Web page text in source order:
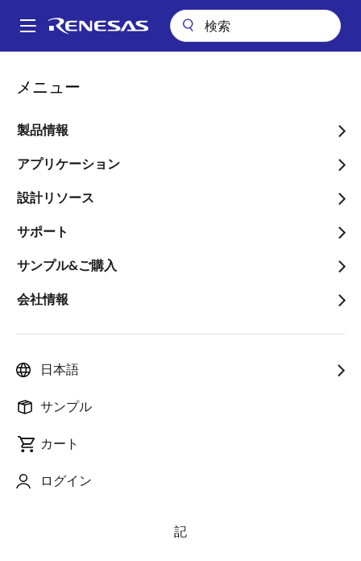
ン
Main
メニュー
製品情報
アプリケーション
設計リソース
サポート
サンプル&ご購入
会社情報
日本語
サンプル
カート
ログイン
パ
ン
く
ず
リストリクテッド・ストック・ユニット（RSU）に基づく自己株式の
リストリクテッド・ストッ
ク・ユニット（RSU）に基
づく自己株式の処分に関す
るお知らせ
2024年10月11日
長兼CEO：柴田 英利、以下「当社」といいます。）
は、本日付で取締役会から委任を受けた代表執行役に
おいて、以下のとおり、事後交付型株式報酬制度に従
い付与したリストリクテッド・ストック・ユニット
（以下「RSU
（以下「本自己株式処分」といいます。）を行うこと
を決定いたしましたので、お知らせいたします。
記